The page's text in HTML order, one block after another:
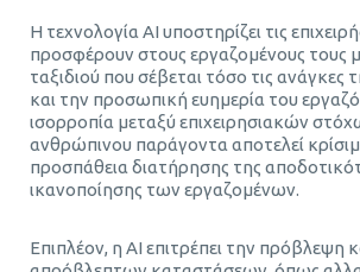
Η τεχνολογία AI υποστηρίζει τις
προσφέρουν στους εργαζομένους τους
ταξιδιού που σέβεται τόσο τις ανάγκες
και την προσωπική ευημερία του
ισορροπία μεταξύ επιχειρησιακών
ανθρώπινου παράγοντα αποτελεί
προσπάθεια διατήρησης της
ικανοποίησης των εργαζομένων.
Επιπλέον, η AI επιτρέπει την πρόβλεψη